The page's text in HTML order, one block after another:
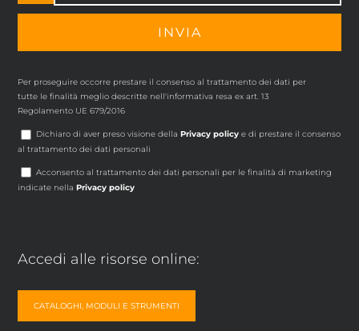
Per proseguire occorre prestare il consenso al trattamento dei dati per
tutte le finalità meglio descritte nell'informativa resa ex art. 13
Regolamento UE 679/2016
Dichiaro di aver preso visione dellaPrivacy policy e di prestare il consenso
al trattamento dei dati personali
Acconsento al trattamento dei dati personali per le finalità di marketing
indicate nellaPrivacy policy
Accedi alle risorse online:
CATALOGHI, MODULI E STRUMENTI